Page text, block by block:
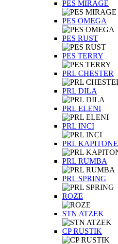
PES MIRAGE
PES OMEGA
PES RUST
PES TERRY
PRL CHESTER
PRL DILA
PRL ELENI
PRL INCI
PRL KAPITONE
PRL RUMBA
PRL SPRING
ROZE
STN ATZEK
СP RUSTIK